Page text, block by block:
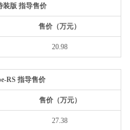
装版 指导售价
售价（万元）
20.98
RS 指导售价
售价（万元）
27.38